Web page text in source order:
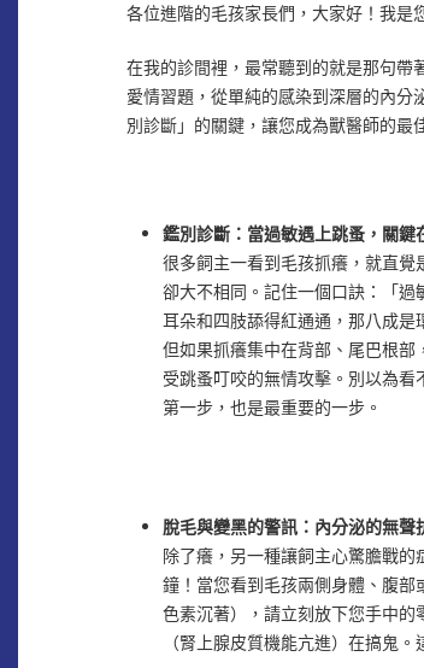
各位進階的毛孩家長們，大家好！我是
在我的診間裡，最常聽到的就是那句帶
愛情習題，從單純的感染到深層的內
別診斷」的關鍵，讓您成為獸醫師的最
鑑別診斷：當過敏遇上跳蚤，關鍵
很多飼主一看到毛孩抓癢，就直覺
卻大不相同。記住一個口訣：「
耳朵和四肢舔得紅通通，那八成是
但如果抓癢集中在背部、尾巴根
受跳蚤叮咬的無情攻擊。別以為
第一步，也是最重要的一步。
脫毛與變黑的警訊：內分泌的無聲
除了癢，另一種讓飼主心驚膽戰
鐘！當您看到毛孩兩側身體、腹
色素沉著），請立刻放下您手中
（腎上腺皮質機能亢進）在搞鬼